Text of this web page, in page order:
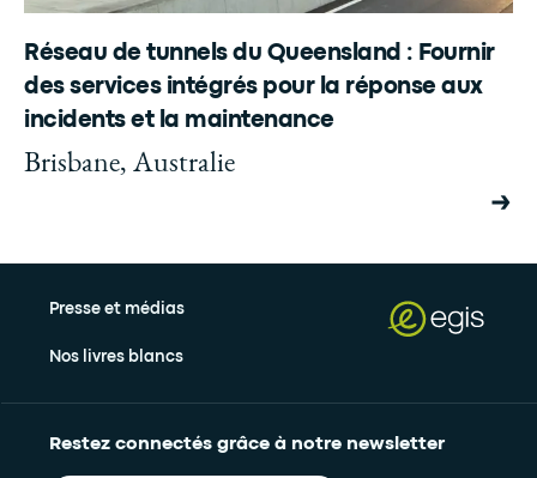
Réseau de tunnels du Queensland : Fournir
des services intégrés pour la réponse aux
incidents et la maintenance
Brisbane, Australie
Presse et médias
Nos livres blancs
Restez connectés grâce à notre newsletter